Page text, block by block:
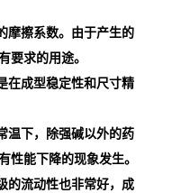
摩擦系数。由于产生的
要求的用途。
在成型稳定性和尺寸精
温下，除强碱以外的药
性能下降的现象发生。
的流动性也非常好，成